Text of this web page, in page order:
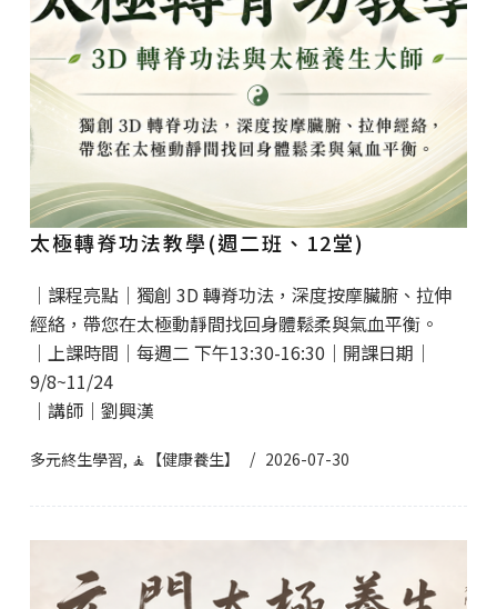
太極轉脊功法教學(週二班、12堂)
｜課程亮點｜獨創 3D 轉脊功法，深度按摩臟腑、拉伸
經絡，帶您在太極動靜間找回身體鬆柔與氣血平衡。
｜上課時間｜每週二 下午13:30-16:30｜開課日期｜
9/8~11/24
｜講師｜劉興漢
多元終生學習, 🧘【健康養生】 2026-07-30